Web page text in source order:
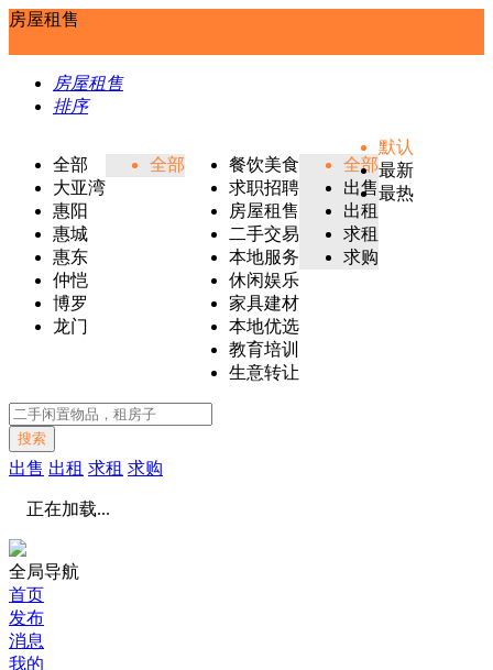
房屋租售
房屋租售
排序
全部
大亚湾
惠阳
惠城
惠东
仲恺
博罗
龙门
全部
餐饮美食
求职招聘
房屋租售
二手交易
本地服务
休闲娱乐
家具建材
本地优选
教育培训
生意转让
全部
出售
出租
求租
求购
默认
最新
最热
搜索
出售 出租 求租 求购
正在加载...
全局导航
首页
发布
消息
我的